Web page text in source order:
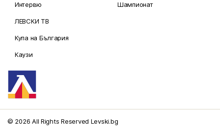
Интервю
ЛЕВСКИ ТВ
Купа на България
Каузи
Шампионат
© 2026 All Rights Reserved Levski.bg